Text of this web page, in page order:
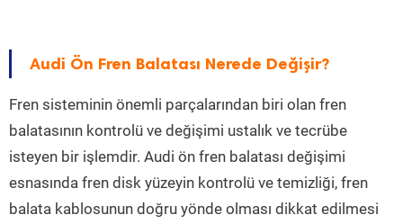
Audi Ön Fren Balatası Nerede Değişir?
Fren sisteminin önemli parçalarından biri olan fren
balatasının kontrolü ve değişimi ustalık ve tecrübe
isteyen bir işlemdir. Audi ön fren balatası değişimi
esnasında fren disk yüzeyin kontrolü ve temizliği, fren
balata kablosunun doğru yönde olması dikkat edilmesi